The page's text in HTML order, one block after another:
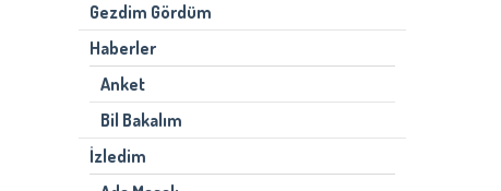
Gezdim Gördüm
Haberler
Anket
Bil Bakalım
İzledim